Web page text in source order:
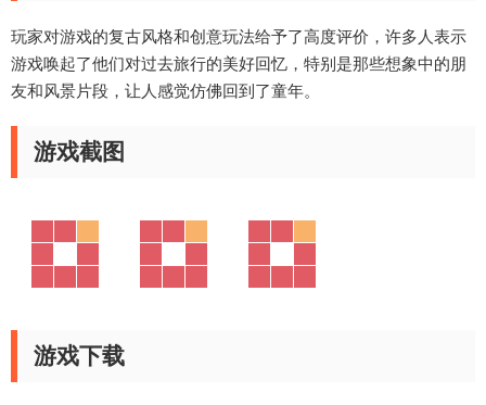
玩家对游戏的复古风格和创意玩法给予了高度评价，许多人表示
游戏唤起了他们对过去旅行的美好回忆，特别是那些想象中的朋
友和风景片段，让人感觉仿佛回到了童年。
游戏截图
游戏下载